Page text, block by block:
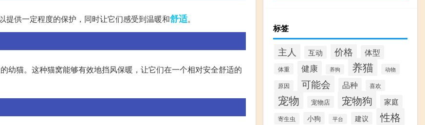
提供一定程度的保护，同时让它们感受到温暖和舒适。
幼猫。这种猫窝能够有效地挡风保暖，让它们在一个相对安全舒适的
标签
主人 互动 价格 体型
体重 健康 养狗 养猫 动物
原因 可能会 品种 喜欢
宠物 宠物店 宠物狗 家庭
寄生虫 小狗 平台 建议 性格